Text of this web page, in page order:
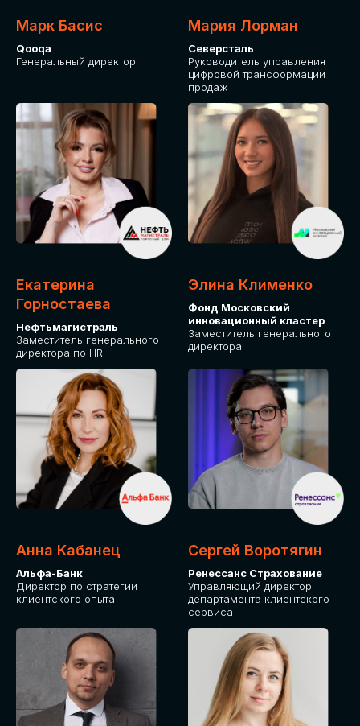
Марк Басис
Qooqa
Генеральный директор
Мария Лорман
Северсталь
Руководитель управления
цифровой трансформации
продаж
Екатерина
Горностаева
Нефтьмагистраль
Заместитель генерального
директора по HR
Элина Клименко
Фонд Московский
инновационный кластер
Заместитель генерального
директора
Анна Кабанец
Альфа-Банк
Директор по стратегии
клиентского опыта
Сергей Воротягин
Ренессанс Страхование
Управляющий директор
департамента клиентского
сервиса
Приглашаем стать партнером GLOBAL
TECH FORUM и презентовать ваши
решения целевой аудитории. Будем
рады сотрудничеству!
СТАНЬТЕ
ЭКСПОНЕНТОМ
ПОДАТЬ ЗАЯВКУ
IT Solutions for Business
СТОИМОСТЬ
УЧАСТИЯ